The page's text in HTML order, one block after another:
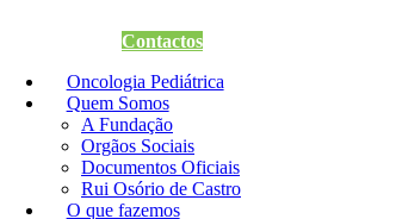
Contactos
Oncologia Pediátrica
Quem Somos
A Fundação
Orgãos Sociais
Documentos Oficiais
Rui Osório de Castro
O que fazemos